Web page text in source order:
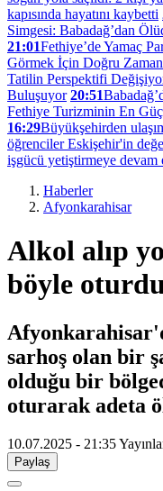
kapısında hayatını kaybetti
Simgesi: Babadağ’dan
21:01Fethiye’de Yamaç
Görmek İçin Doğru
Tatilin Perspektifi
Buluşuyor 20:51
Fethiye Turizminin En
16:29Büyükşehirden
öğrenciler Eskişehir'in
işgücü yetiştirmeye devam
Haberler
Afyonkarahisar
Alkol alıp
böyle
sarhoş olan bir
olduğu bir
oturarak adeta
10.07.2025 - 21:35
Paylaş